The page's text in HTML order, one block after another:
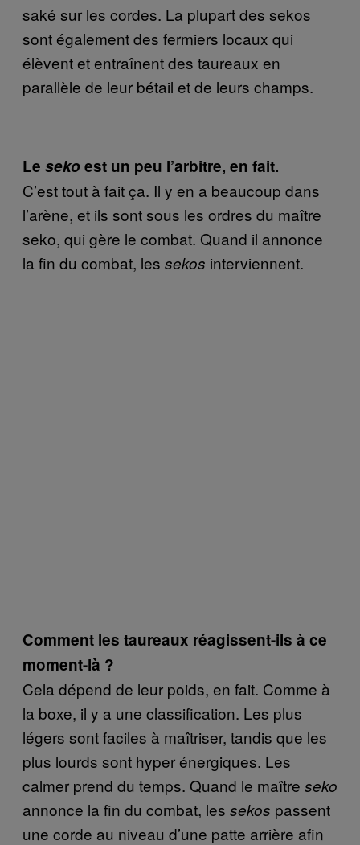
saké sur les cordes. La plupart des sekos
sont également des fermiers locaux qui
élèvent et entraînent des taureaux en
parallèle de leur bétail et de leurs champs.
Le sekoest un peu l’arbitre, en fait.
C’est tout à fait ça. Il y en a beaucoup dans
l’arène, et ils sont sous les ordres du maître
seko, qui gère le combat. Quand il annonce
la fin du combat, les sekos interviennent.
Comment les taureaux réagissent-ils à ce
moment-là ?
Cela dépend de leur poids, en fait. Comme à
la boxe, il y a une classification. Les plus
légers sont faciles à maîtriser, tandis que les
plus lourds sont hyper énergiques. Les
calmer prend du temps. Quand le maître seko
annonce la fin du combat, les sekos passent
une corde au niveau d’une patte arrière afin